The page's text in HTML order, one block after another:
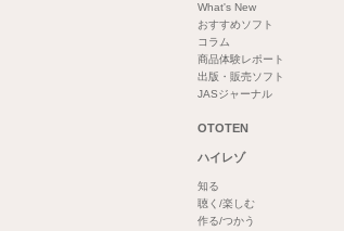
What's New
おすすめソフト
コラム
商品体験レポート
出版・販売ソフト
JASジャーナル
OTOTEN
ハイレゾ
知る
聴く/楽しむ
作る/つかう